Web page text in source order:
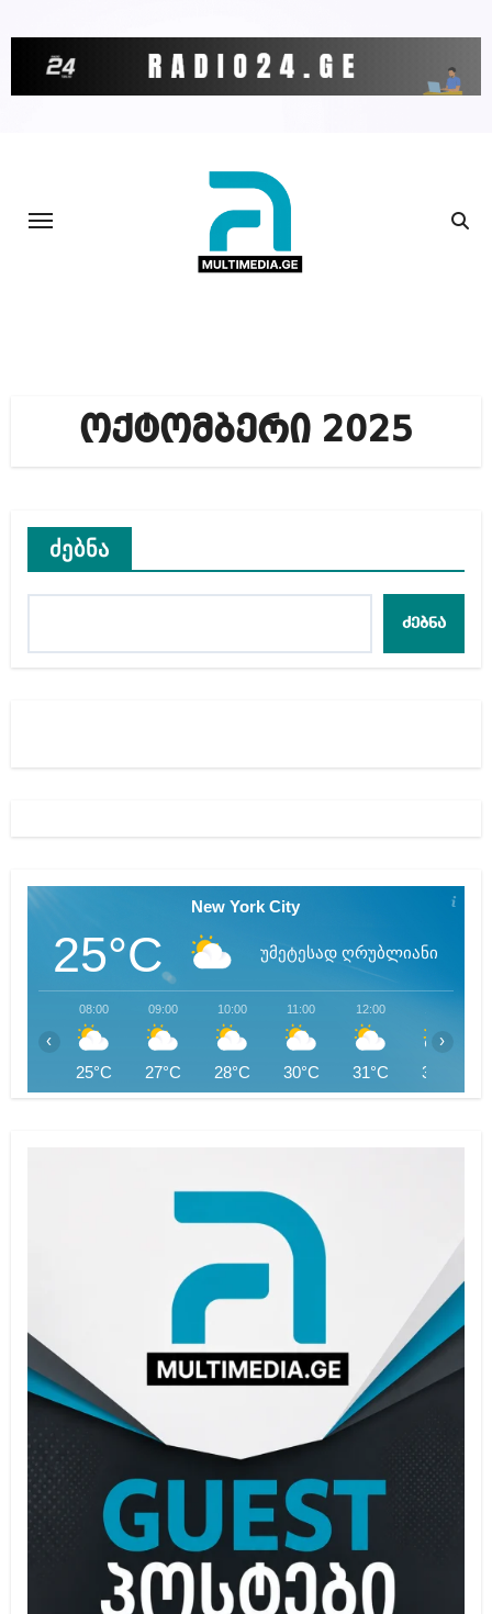
content
ოქტომბერი 2025
ძებნა
ძებნა
New York City
25°C უმეტესად ღრუბლიანი
08:00
25°C
09:00
27°C
10:00
28°C
11:00
30°C
12:00
31°C 32°C
‹ ›